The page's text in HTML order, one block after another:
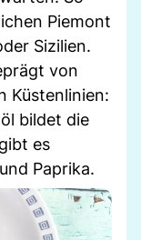
Piemont
Sizilien.
von
Küstenlinien:
bildet die
es
Paprika.